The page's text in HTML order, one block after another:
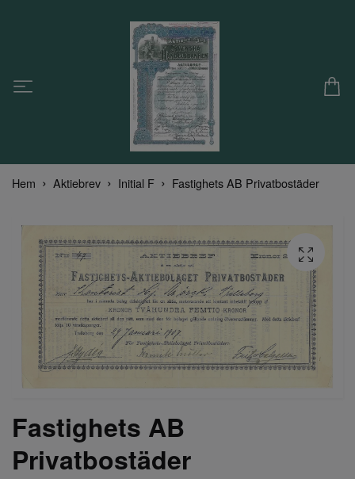
Hem Aktiebrev Initial F Fastighets AB Privatbostäder
Fastighets AB
Privatbostäder